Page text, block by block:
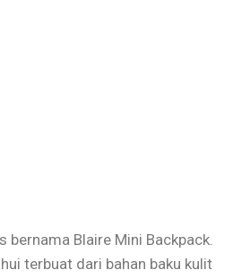
Blaire Mini Backpack.
terbuat dari bahan baku kulit